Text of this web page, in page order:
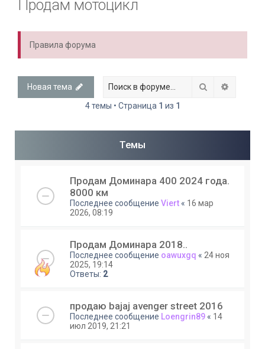
с
Продам мотоцикл
Правила форума
Новая тема Поиск
4 темы • Страница 1 из 1
Темы
Продам Доминара 400 2024 года.
8000 км
Последнее сообщение Viert « 16 мар
2026, 08:19
Продам Доминара 2018..
Последнее сообщение oawuxgq « 24 ноя
2025, 19:14
Ответы: 2
продаю bajaj avenger street 2016
Последнее сообщение Loengrin89 « 14
июл 2019, 21:21